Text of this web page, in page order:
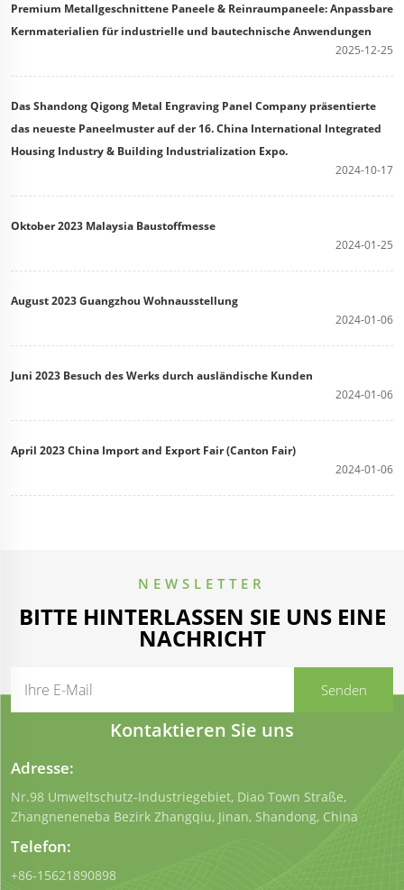
Premium Metallgeschnittene Paneele & Reinraumpaneele: Anpassbare
Kernmaterialien für industrielle und bautechnische Anwendungen
2025-12-25
Das Shandong Qigong Metal Engraving Panel Company präsentierte
das neueste Paneelmuster auf der 16. China International Integrated
Housing Industry & Building Industrialization Expo.
2024-10-17
Oktober 2023 Malaysia Baustoffmesse
2024-01-25
August 2023 Guangzhou Wohnausstellung
2024-01-06
Juni 2023 Besuch des Werks durch ausländische Kunden
2024-01-06
April 2023 China Import and Export Fair (Canton Fair)
2024-01-06
NEWSLETTER
BITTE HINTERLASSEN SIE UNS EINE
NACHRICHT
Kontaktieren Sie uns
Adresse:
Nr.98 Umweltschutz-Industriegebiet, Diao Town Straße,
Zhangneneneba Bezirk Zhangqiu, Jinan, Shandong, China
Telefon:
+86-15621890898